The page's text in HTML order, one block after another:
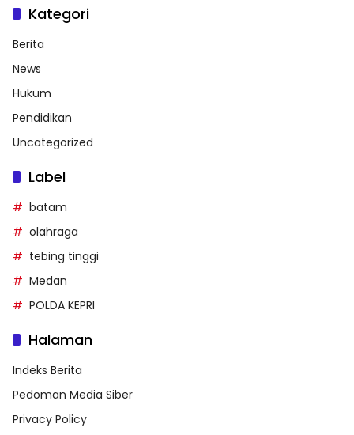
Kategori
Berita
News
Hukum
Pendidikan
Uncategorized
Label
batam
olahraga
tebing tinggi
Medan
POLDA KEPRI
Halaman
Indeks Berita
Pedoman Media Siber
Privacy Policy